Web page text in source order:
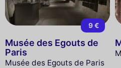
9 €
Musée des Egouts de
Paris
Musée des Egouts de Paris